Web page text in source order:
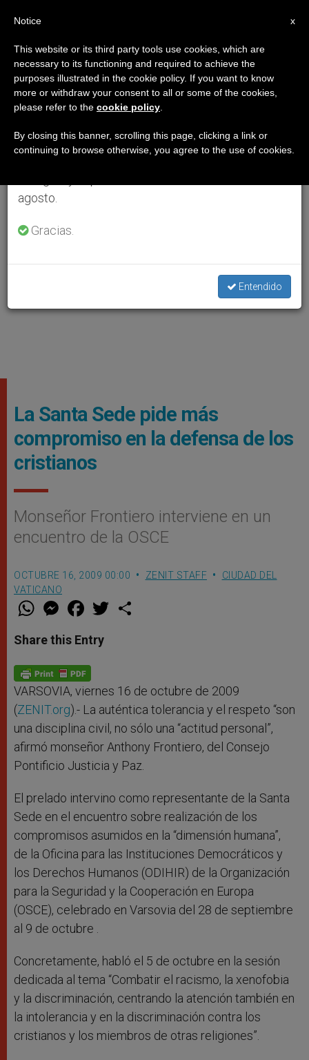
La Santa Sede pide más
compromiso en la defensa de los
cristianos
Monseñor Frontiero interviene en un
encuentro de la OSCE
OCTUBRE 16, 2009 00:00 ZENIT STAFF
CIUDAD DEL
VATICANO
W
t
s
p
p
M
e
s
e
g
e
r
F
a
e
b
o
k
w
Share this Entry
VARSOVIA, viernes 16 de octubre de 2009
(ZENIT.org).- La auténtica tolerancia y el respeto “son
una disciplina civil, no sólo una “actitud personal”,
afirmó monseñor Anthony Frontiero, del Consejo
Pontificio Justicia y Paz.
El prelado intervino como representante de la Santa
Sede en el encuentro sobre realización de los
compromisos asumidos en la “dimensión humana”,
de la Oficina para las Instituciones Democráticos y
los Derechos Humanos (ODIHIR) de la Organización
para la Seguridad y la Cooperación en Europa
(OSCE), celebrado en Varsovia del 28 de septiembre
al 9 de octubre .
Concretamente, habló el 5 de octubre en la sesión
dedicada al tema “Combatir el racismo, la xenofobia
y la discriminación, centrando la atención también en
la intolerancia y en la discriminación contra los
cristianos y los miembros de otras religiones”.
×
Aviso importante
Del 27 de julio al 7 de agosto haremos la pausa
anual, aprovechando que en el periodo de verano
se generan menos informaciones y también el
agosto.
Gracias.
Entendido
x
Notice
This website or its third party tools use cookies, which are
necessary to its functioning and required to achieve the
purposes illustrated in the cookie policy. If you want to know
more or withdraw your consent to all or some of the cookies,
please refer to the cookie policy
By closing this banner, scrolling this page, clicking a link or
continuing to browse otherwise, you agree to the use of cookies.